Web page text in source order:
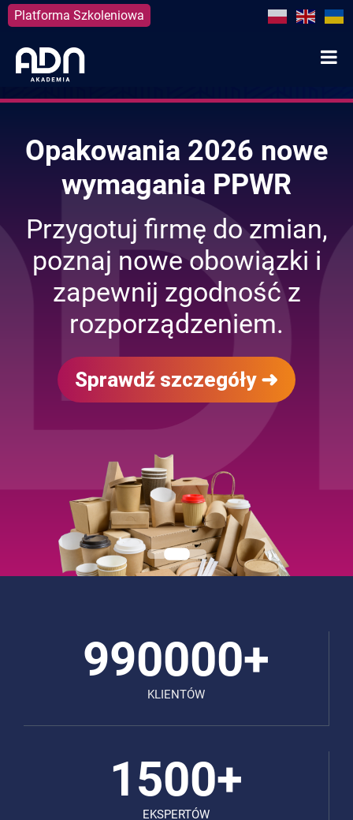
Platforma Szkoleniowa
content
Opakowania 2026 nowe
wymagania PPWR
Przygotuj firmę do zmian,
poznaj nowe obowiązki i
zapewnij zgodność z
rozporządzeniem.
Sprawdź szczegóły ➜
990000+
KLIENTÓW
1500+
EKSPERTÓW